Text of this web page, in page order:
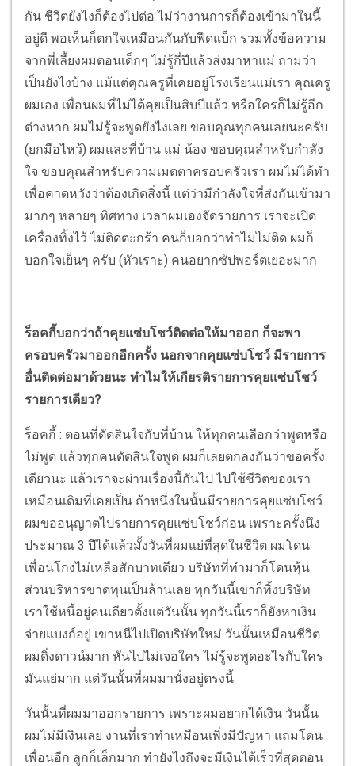
กัน ชีวิตยังไงก็ต้องไปต่อ ไม่ว่างานการก็ต้องเข้ามาในนี้
อยู่ดี พอเห็นก็ตกใจเหมือนกันกับฟีดแบ็ก รวมทั้งข้อความ
จากพี่เลี้ยงผมตอนเด็กๆ ไม่รู้กี่ปีแล้วส่งมาหาแม่ ถามว่า
เป็นยังไงบ้าง แม้แต่คุณครูที่เคยอยู่โรงเรียนแม่เรา คุณครู
ผมเอง เพื่อนผมที่ไม่ได้คุยเป็นสิบปีแล้ว หรือใครก็ไม่รู้อีก
ต่างหาก ผมไม่รู้จะพูดยังไงเลย ขอบคุณทุกคนเลยนะครับ
(ยกมือไหว้) ผมและที่บ้าน แม่ น้อง ขอบคุณสำหรับกำลัง
ใจ ขอบคุณสำหรับความเมตตาครอบครัวเรา ผมไม่ได้ทำ
เพื่อคาดหวังว่าต้องเกิดสิ่งนี้ แต่ว่ามีกำลังใจที่ส่งกันเข้ามา
มากๆ หลายๆ ทิศทาง เวลาผมเองจัดรายการ เราจะเปิด
เครื่องทิ้งไว้ ไม่ติดตะกร้า คนก็บอกว่าทำไมไม่ติด ผมก็
บอกใจเย็นๆ ครับ (หัวเราะ) คนอยากซัปพอร์ตเยอะมาก
ร็อคกี้บอกว่าถ้าคุยแซ่บโชว์ติดต่อให้มาออก ก็จะพา
ครอบครัวมาออกอีกครั้ง นอกจากคุยแซ่บโชว์ มีรายการ
อื่นติดต่อมาด้วยนะ ทำไมให้เกียรติรายการคุยแซ่บโชว์
รายการเดียว?
ร็อคกี้ : ตอนที่ตัดสินใจกับที่บ้าน ให้ทุกคนเลือกว่าพูดหรือ
ไม่พูด แล้วทุกคนตัดสินใจพูด ผมก็เลยตกลงกันว่าขอครั้ง
เดียวนะ แล้วเราจะผ่านเรื่องนี้กันไป ไปใช้ชีวิตของเรา
เหมือนเดิมที่เคยเป็น ถ้าหนึ่งในนั้นมีรายการคุยแซ่บโชว์
ผมขออนุญาตไปรายการคุยแซ่บโชว์ก่อน เพราะครั้งนึง
ประมาณ 3 ปีได้แล้วมั้งวันที่ผมแย่ที่สุดในชีวิต ผมโดน
เพื่อนโกงไม่เหลือสักบาทเดียว บริษัทที่ทำมาก็โดนหุ้น
ส่วนบริหารขาดทุนเป็นล้านเลย ทุกวันนี้เขาก็ทิ้งบริษัท
เราใช้หนี้อยู่คนเดียวตั้งแต่วันนั้น ทุกวันนี้เราก็ยังหาเงิน
จ่ายแบงก์อยู่ เขาหนีไปเปิดบริษัทใหม่ วันนั้นเหมือนชีวิต
ผมดิ่งดาวน์มาก หันไปไม่เจอใคร ไม่รู้จะพูดอะไรกับใคร
มันแย่มาก แต่วันนั้นที่ผมมานั่งอยู่ตรงนี้
วันนั้นที่ผมมาออกรายการ เพราะผมอยากได้เงิน วันนั้น
ผมไม่มีเงินเลย งานที่เราทำเหมือนเพิ่งมีปัญหา แถมโดน
เพื่อนอีก ลูกก็เล็กมาก ทำยังไงถึงจะมีเงินได้เร็วที่สุดตอน